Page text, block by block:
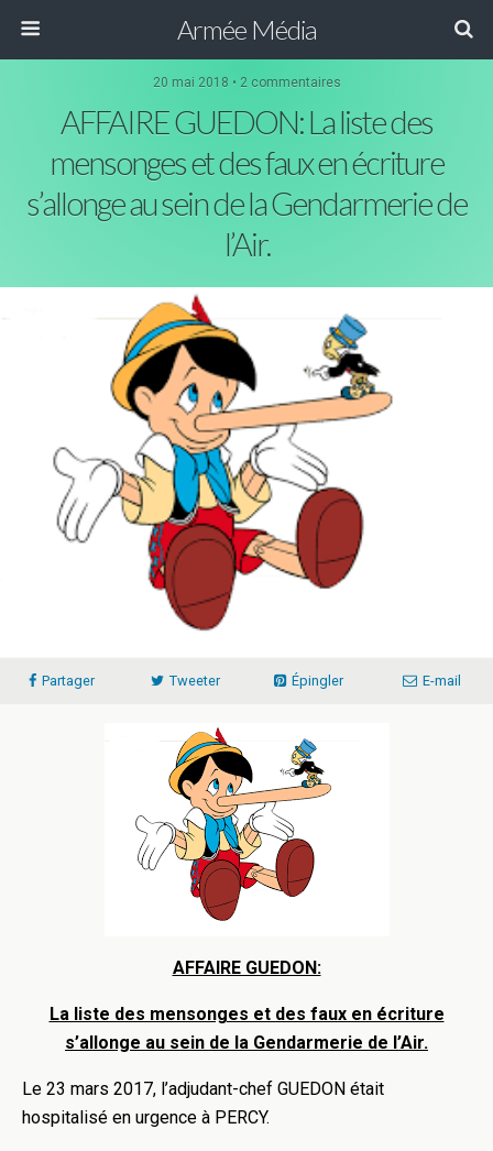
Armée Média
20 mai 2018 • 2 commentaires
AFFAIRE GUEDON: La liste des
mensonges et des faux en écriture
s’allonge au sein de la Gendarmerie de
l’Air.
Partager Tweeter Épingler E-mail
AFFAIRE GUEDON:
La liste des mensonges et des faux en écriture
s’allonge au sein de la Gendarmerie de l’Air.
Le 23 mars 2017, l’adjudant-chef GUEDON était
hospitalisé en urgence à PERCY.